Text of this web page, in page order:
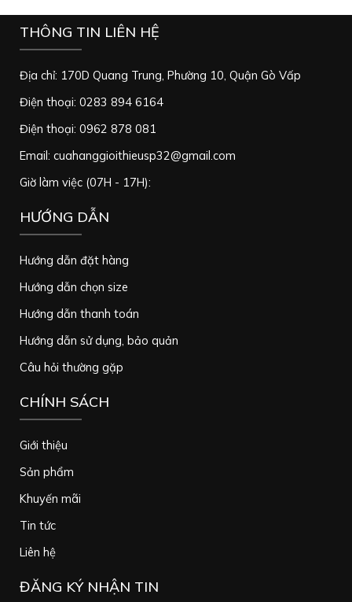
THÔNG TIN LIÊN HỆ
Địa chỉ: 170D Quang Trung, Phường 10, Quận Gò Vấp
Điện thoại: 0283 894 6164
Điện thoại: 0962 878 081
Email: cuahanggioithieusp32@gmail.com
Giờ làm việc (07H - 17H):
HƯỚNG DẪN
Hướng dẫn đặt hàng
Hướng dẫn chọn size
Hướng dẫn thanh toán
Hướng dẫn sử dụng, bảo quản
Câu hỏi thường gặp
CHÍNH SÁCH
Giới thiệu
Sản phẩm
Khuyến mãi
Tin tức
Liên hệ
ĐĂNG KÝ NHẬN TIN